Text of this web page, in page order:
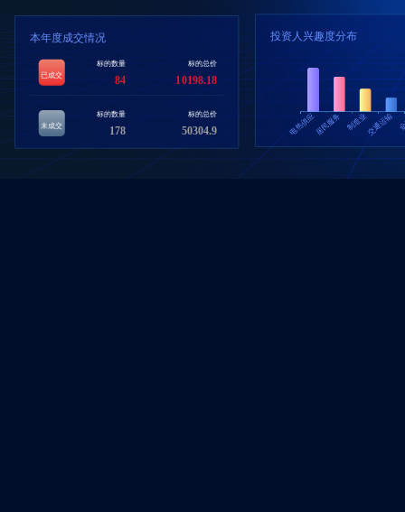
本年度成交情况
已成交
标的数量
84
标的总价
10198.18
未成交
标的数量
178
标的总价
50304.9
投资人兴趣度分布